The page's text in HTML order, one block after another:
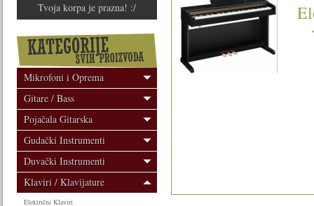
Tvoja korpa je prazna! :/
Mikrofoni i Oprema
Gitare / Bass
Pojačala Gitarska
Gudački Instrumenti
Duvački Instrumenti
Klaviri / Klavijature
Električni Klaviri